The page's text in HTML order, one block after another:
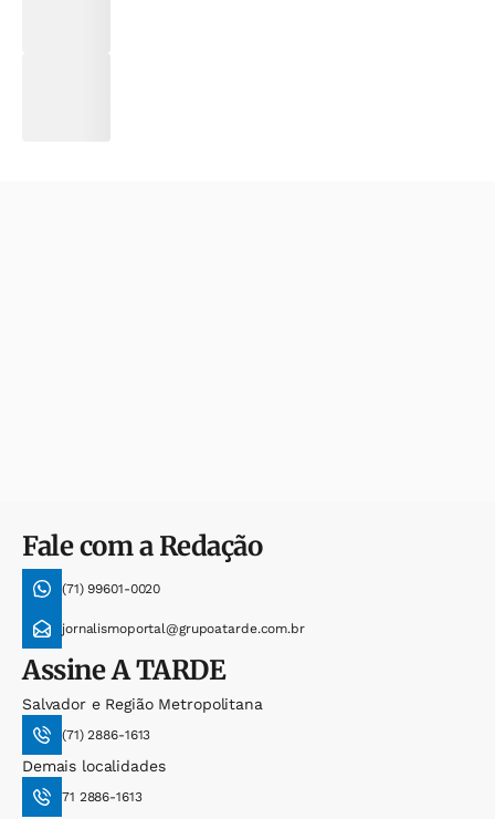
Fale com a Redação
(71) 99601-0020
jornalismoportal@grupoatarde.com.br
AssineA TARDE
Salvador e Região Metropolitana
(71) 2886-1613
Demais localidades
71 2886-1613